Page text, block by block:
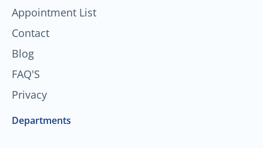
Appointment List
Contact
Blog
FAQ'S
Privacy
Departments